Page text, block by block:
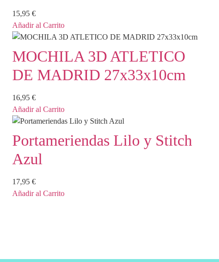
15,95 €
Añadir al Carrito
MOCHILA 3D ATLETICO
DE MADRID 27x33x10cm
16,95 €
Añadir al Carrito
Portameriendas Lilo y Stitch
Azul
17,95 €
Añadir al Carrito